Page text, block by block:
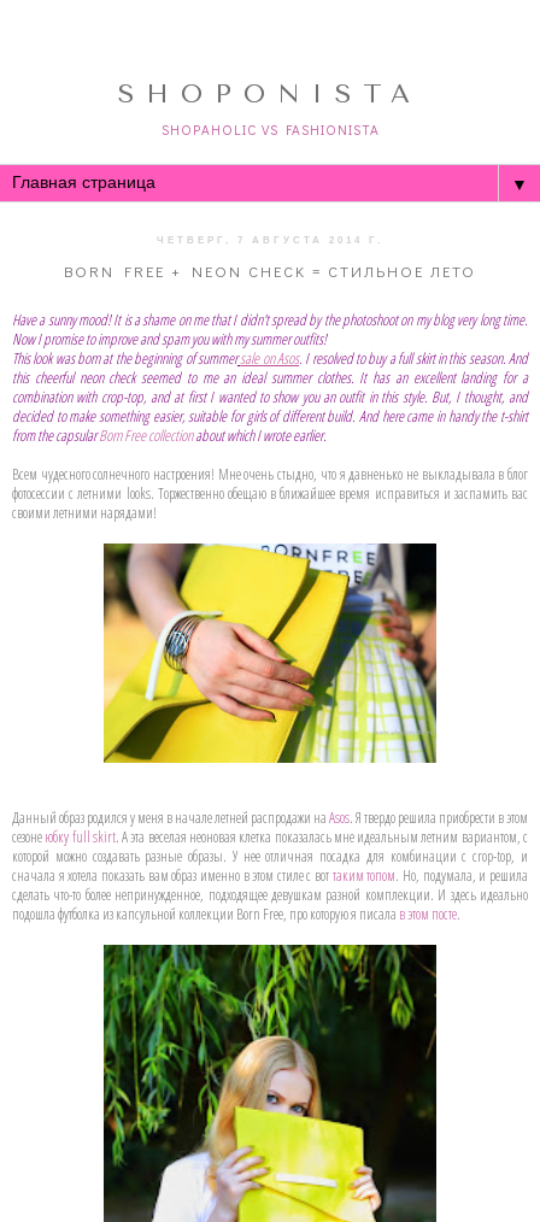
SHOPONISTA
SHOPAHOLIC VS FASHIONISTA
▼
ЧЕТВЕРГ, 7 АВГУСТА 2014 Г.
BORN FREE + NEON CHECK = СТИЛЬНОЕ ЛЕТО
Have a sunny mood! It is a shame on me that I didn't spread by the photoshoot on my blogvery long time.
Now I promise to improve and spam you with my summer outfits!
This look was born at the beginning of summersale on Asos. I resolved to buy a full skirt in this season. And
this cheerful neon check seemed to me an ideal summer clothes. It has an excellent landing for a
combination with crop-top, and at first I wanted to show you an outfit in this style. But, I thought, and
decided to make something easier, suitable for girls of different build. And here came in handy the t-shirt
from the capsularBorn Free collectionabout which I wrote earlier.
Всем чудесного солнечного настроения! Мне очень стыдно, что я давненько не выкладывала в блог
фотосессии с летними looks. Торжественно обещаю в ближайшее время исправиться и заспамить вас
своими летними нарядами!
Данный образ родился у меня в начале летней распродажи наAsos. Я твердо решила приобрести в этом
сезонеюбку full skirt. А эта веселая неоновая клетка показалась мне идеальным летним вариантом, с
которой можно создавать разные образы. У нее отличная посадка для комбинации с crop-top, и
сначала я хотела показать вам образ именно в этом стиле с воттаким топом. Но, подумала, и решила
сделать что-то более непринужденное, подходящее девушкам разной комплекции. И здесь идеально
подошла футболка из капсульной коллекции Born Free, про которую я писала в этом посте.